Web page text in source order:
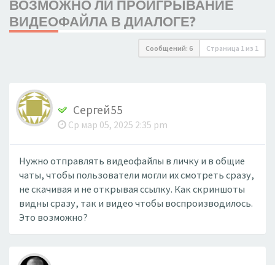
ВОЗМОЖНО ЛИ ПРОИГРЫВАНИЕ
ВИДЕОФАЙЛА В ДИАЛОГЕ?
Сообщений: 6 Страница 1 из 1
Сергей55
Ср мар 05, 2025 2:35 pm
Нужно отправлять видеофайлы в личку и в общие
чаты, чтобы пользователи могли их смотреть сразу,
не скачивая и не открывая ссылку. Как скриншоты
видны сразу, так и видео чтобы воспроизводилось.
Это возможно?